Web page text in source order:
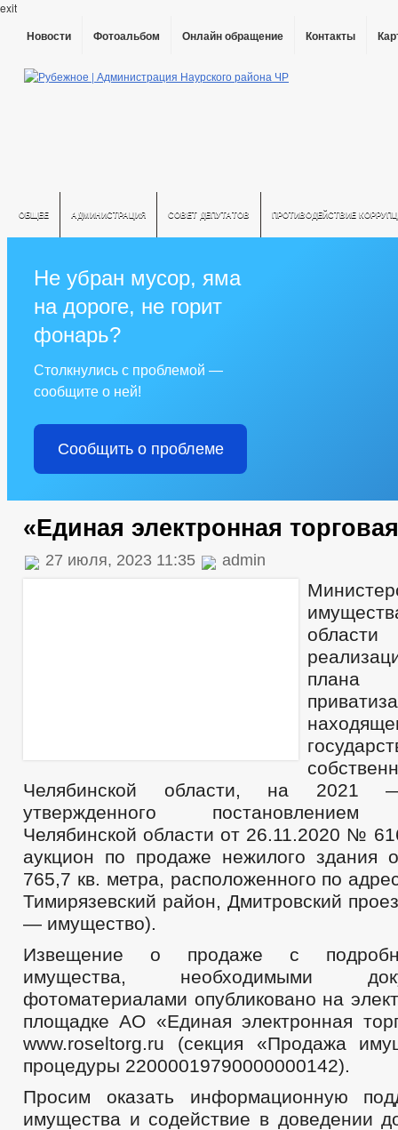
exit
Новости Фотоальбом Онлайн обращение Контакты
ОБЩЕЕ АДМИНИСТРАЦИЯ СОВЕТ ДЕПУТАТОВ ПРОТИВОДЕЙСТВИЕ
Не убран мусор, яма
на дороге, не горит
фонарь?
Столкнулись с проблемой —
сообщите о ней!
Сообщить о проблеме
«Единая электронная
27 июля, 2023 11:35 admin
плана
Челябинской области, на
утвержденного постановлением
Челябинской области от 26.11.2020 №
аукцион по продаже нежилого здания
765,7 кв. метра, расположенного по
Тимирязевский район, Дмитровский
— имущество).
Извещение о продаже с
имущества, необходимыми
фотоматериалами опубликовано на
площадке АО «Единая электронная
www.roseltorg.ru (секция «Продажа
процедуры 22000019790000000142).
Просим оказать информационную
имущества и содействие в доведении